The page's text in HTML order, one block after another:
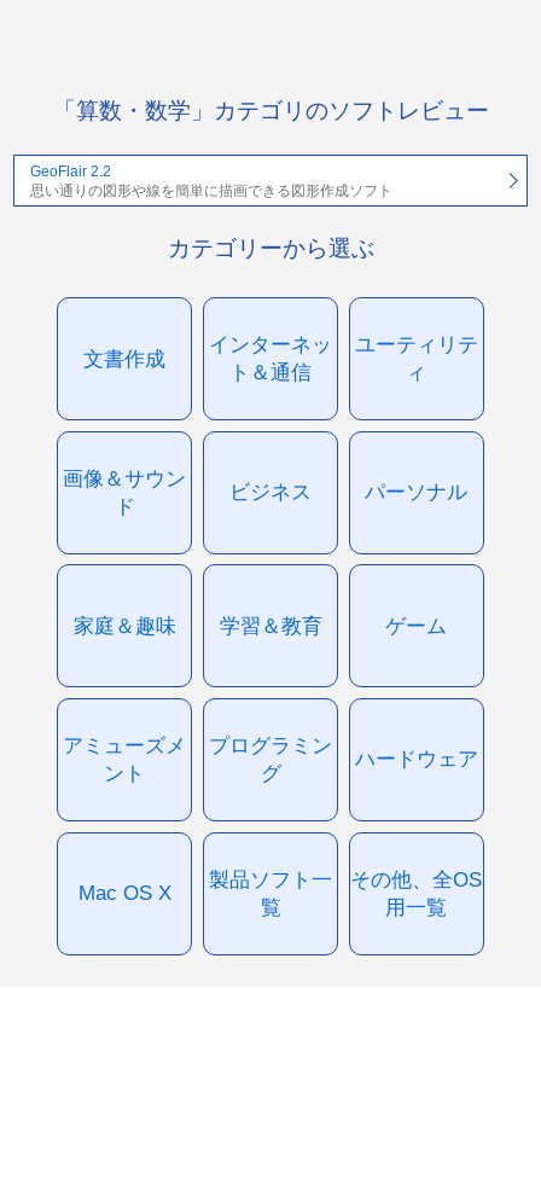
「算数・数学」カテゴリのソフトレビュー
GeoFlair 2.2
思い通りの図形や線を簡単に描画できる図形作成ソフト
カテゴリーから選ぶ
文書作成
インターネッ
ト＆通信
ユーティリテ
ィ
画像＆サウン
ド
ビジネス パーソナル
家庭＆趣味 学習＆教育 ゲーム
アミューズメ
ント
プログラミン
グ
ハードウェア
Mac OS X
製品ソフト一
覧
その他、全OS
用一覧